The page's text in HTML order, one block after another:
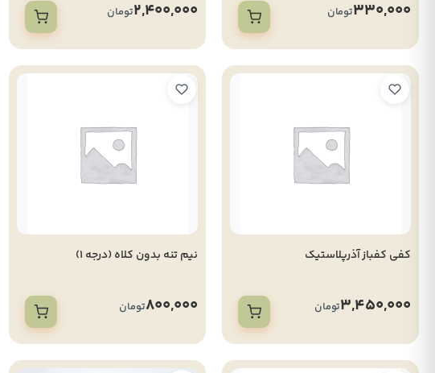
330,000تومان 2,400,000تومان
کفی کفباز آذرپلاستیک
3,450,000تومان
نیم تنه بدون کلاه (درجه 1)
800,000تومان